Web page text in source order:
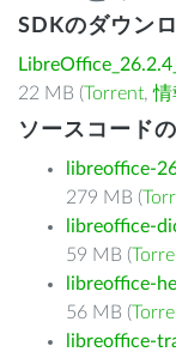
SDKのダウン
22 MB (Torrent,情
ソースコード
libreoffice-
279 MB (
libreoffice-
59 MB (
libreoffice-
56 MB (
libreoffice-